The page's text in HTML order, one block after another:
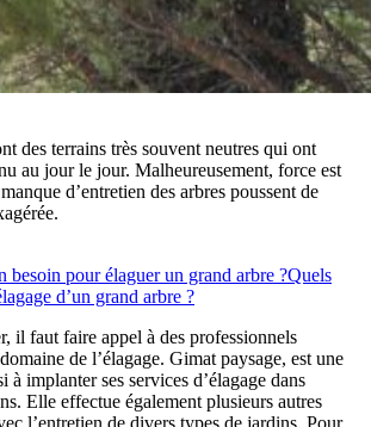
des terrains très souvent neutres qui ont
au jour le jour. Malheureusement, force est
d’entretien des arbres poussent de
besoin pour élaguer un grand arbre ?Quels
d’un grand arbre ?
il faut faire appel à des professionnels
de l’élagage. Gimat paysage, est une
à implanter ses services d’élagage dans
Elle effectue également plusieurs autres
l’entretien de divers types de jardins. Pour